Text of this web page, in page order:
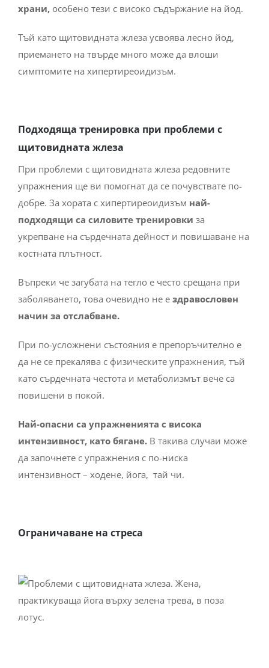
храни,особено тези с високо съдържание на йод.
Тъй като щитовидната жлеза усвоява лесно йод,
приемането на твърде много може да влоши
симптомите на хипертиреоидизъм.
Подходяща тренировка при проблеми с
щитовидната жлеза
При проблеми с щитовидната жлеза редовните
упражнения ще ви помогнат да се почувствате по-
добре. За хората с хипертиреоидизъм най-
подходящи са силовите тренировки за
укрепване на сърдечната дейност и повишаване на
костната плътност.
Въпреки че загубата на тегло е често срещана при
заболяването, това очевидно не е здравословен
начин за отслабване.
При по-усложнени състояния е препоръчително е
да не се прекалява с физическите упражнения, тъй
като сърдечната честота и метаболизмът вече са
повишени в покой.
Най-опасни са упражненията с висока
интензивност, като бягане.В такива случаи може
да започнете с упражнения с по-ниска
интензивност – ходене, йога, тай чи.
Ограничаване на стреса